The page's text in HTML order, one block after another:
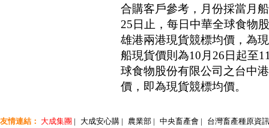
合購客戶參考，月份採當月
25日止，每日中華全球食物
雄港兩港現貨競標均價，為
船現貨價則為10月26日起至
球食物股份有限公司之台中
價，即為現貨競標均價。
友情連結： 大成集團 | 大成安心購 | 農業部 | 中央畜產會 |
台灣畜產種原資